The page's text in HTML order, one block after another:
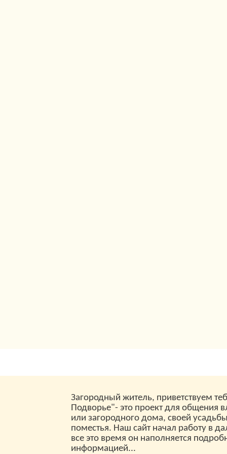
Загородный житель, приветствуем
Подворье"- это проект для общения
или загородного дома, своей
поместья. Наш сайт начал работу в
все это время он наполняется
информацией...